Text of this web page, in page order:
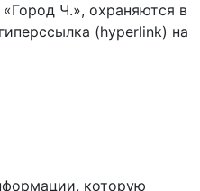
Ч.», охраняются в
(hyperlink) на
которую